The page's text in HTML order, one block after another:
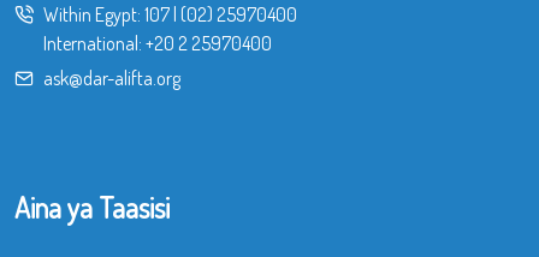
Within Egypt: 107| (02) 25970400
International: +20 2 25970400
ask@dar-alifta.org
Aina ya Taasisi